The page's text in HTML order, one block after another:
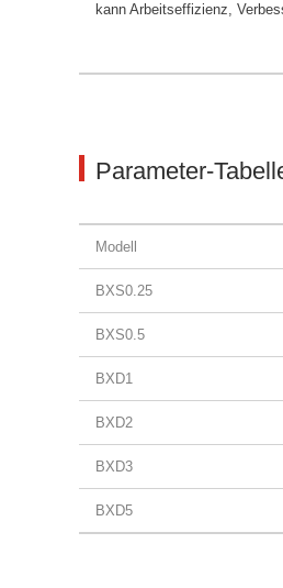
kann Arbeitseffizienz,
Parameter-
Modell
BXS0.25
BXS0.5
BXD1
BXD2
BXD3
BXD5